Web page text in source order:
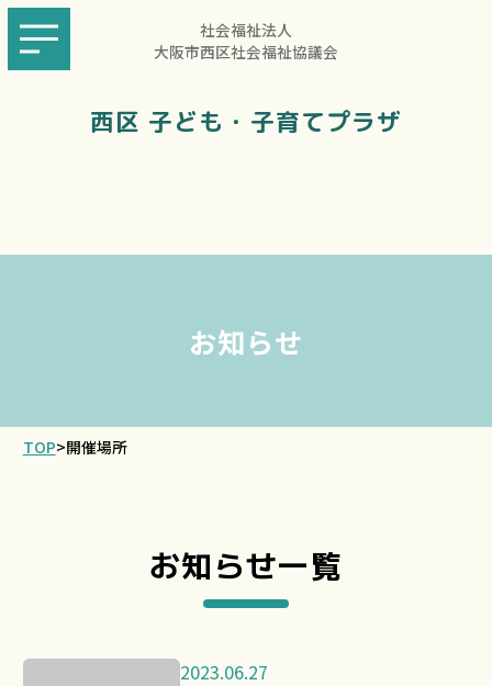
社会福祉法人
大阪市西区社会福祉協議会
西区 子ども・子育てプラザ
お知らせ
TOP>開催場所
お知らせ一覧
2023.06.27